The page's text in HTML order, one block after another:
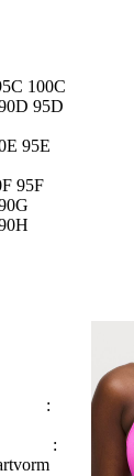
100C
95D
95E
95F
:
: